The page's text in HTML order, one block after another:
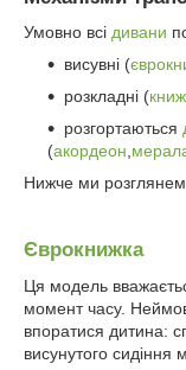
Умовно всі дивани
висувні (
розкладні (
розгортаються
(акордеон,
Нижче ми
Єврокнижка
Ця модель
момент часу.
впоратися дитина:
висунутого сидіння